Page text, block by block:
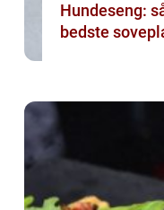
Hundeseng:
bedste